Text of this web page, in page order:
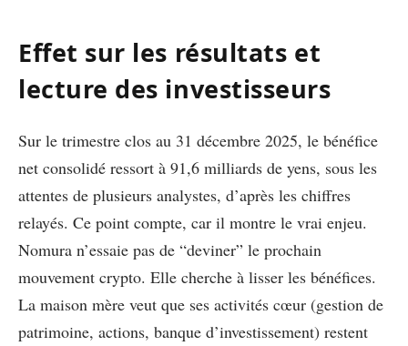
Effet sur les résultats et
lecture des investisseurs
Sur le trimestre clos au 31 décembre 2025, le bénéfice
net consolidé ressort à 91,6 milliards de yens, sous les
attentes de plusieurs analystes, d’après les chiffres
relayés. Ce point compte, car il montre le vrai enjeu.
Nomura n’essaie pas de “deviner” le prochain
mouvement crypto. Elle cherche à lisser les bénéfices.
La maison mère veut que ses activités cœur (gestion de
patrimoine, actions, banque d’investissement) restent